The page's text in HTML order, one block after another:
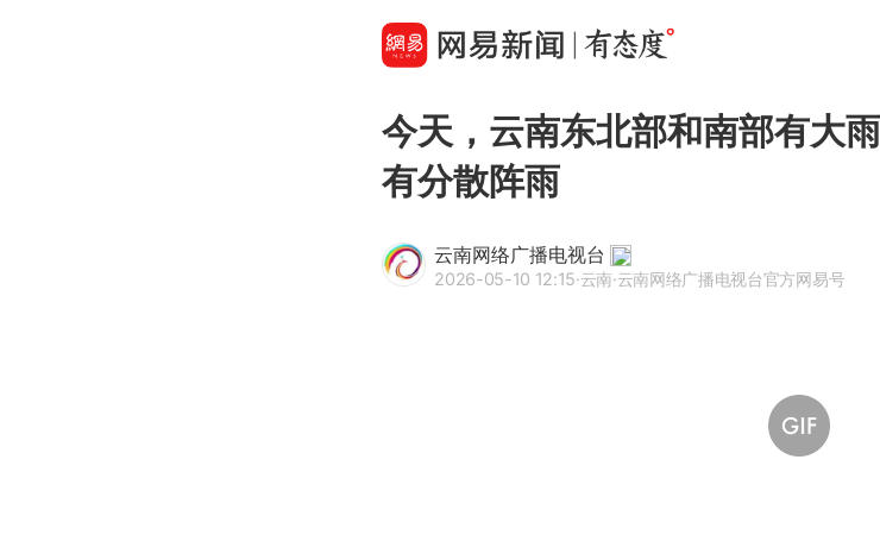
今天，云南东北部和南部有大
有分散阵雨
云南网络广播电视台
2026-05-10 12:15·云南·云南网络广播电视台官方网易号